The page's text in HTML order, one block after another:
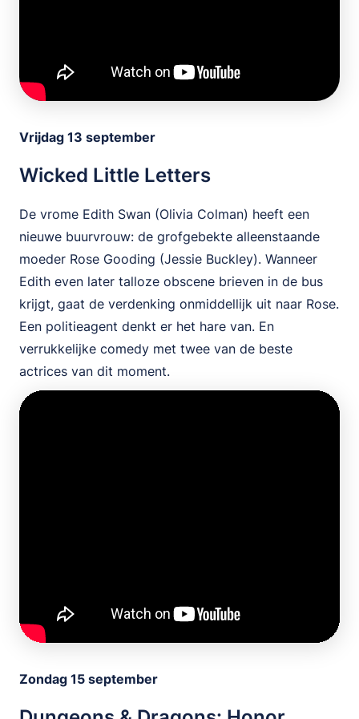
Vrijdag 13 september
Wicked Little Letters
De vrome Edith Swan (Olivia Colman) heeft een
nieuwe buurvrouw: de grofgebekte alleenstaande
moeder Rose Gooding (Jessie Buckley). Wanneer
Edith even later talloze obscene brieven in de bus
krijgt, gaat de verdenking onmiddellijk uit naar Rose.
Een politieagent denkt er het hare van. En
verrukkelijke comedy met twee van de beste
actrices van dit moment.
Zondag 15 september